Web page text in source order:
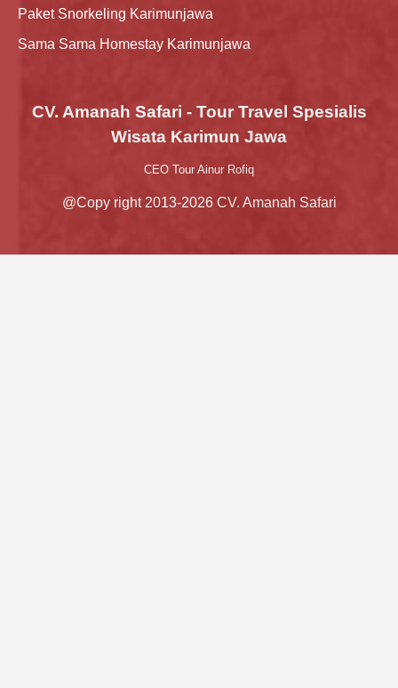
Paket Snorkeling Karimunjawa
Sama Sama Homestay Karimunjawa
CV. Amanah Safari - Tour Travel Spesialis
Wisata Karimun Jawa
CEO Tour Ainur Rofiq
@Copy right 2013-2026 CV. Amanah Safari